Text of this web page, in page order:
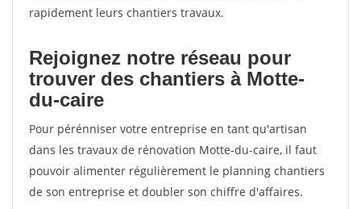
rapidement leurs chantiers travaux.
Rejoignez notre réseau pour
trouver des chantiers à Motte-
du-caire
Pour pérénniser votre entreprise en tant qu'artisan
dans les travaux de rénovation Motte-du-caire, il faut
pouvoir alimenter régulièrement le planning chantiers
de son entreprise et doubler son chiffre d'affaires.